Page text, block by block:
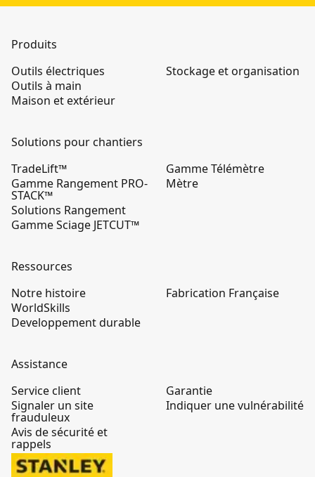
Produits
Outils électriques
Outils à main
Maison et extérieur
Stockage et organisation
Solutions pour chantiers
TradeLift™
Gamme Rangement PRO-
STACK™
Solutions Rangement
Gamme Sciage JETCUT™
Gamme Télémètre
Mètre
Ressources
Notre histoire
WorldSkills
Developpement durable
Fabrication Française
Assistance
Service client
Signaler un site
frauduleux
Avis de sécurité et
rappels
Garantie
Indiquer une vulnérabilité